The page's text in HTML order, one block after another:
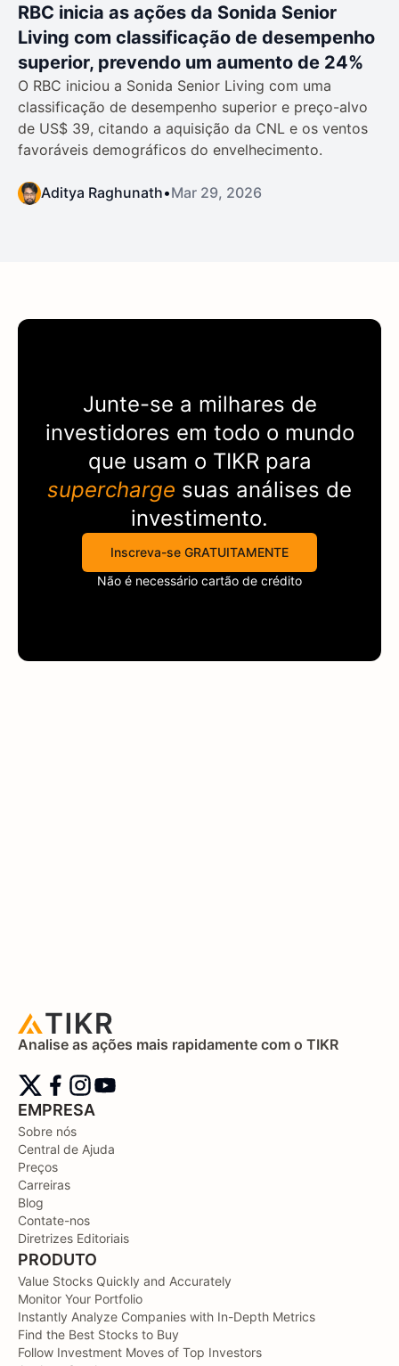
RBC inicia as ações da Sonida Senior
Living com classificação de desempenho
superior, prevendo um aumento de 24%
O RBC iniciou a Sonida Senior Living com uma
classificação de desempenho superior e preço-alvo
de US$ 39, citando a aquisição da CNL e os ventos
favoráveis demográficos do envelhecimento.
Aditya Raghunath•Mar 29, 2026
Junte-se a milhares de
investidores em todo o mundo
que usam o TIKRpara
supercharge suas análises de
investimento.
Inscreva-se GRATUITAMENTE
Não é necessário cartão de crédito
Analise as ações mais rapidamente com o TIKR
EMPRESA
Sobre nós
Central de Ajuda
Preços
Carreiras
Blog
Contate-nos
Diretrizes Editoriais
PRODUTO
Value Stocks Quickly and Accurately
Monitor Your Portfolio
Instantly Analyze Companies with In-Depth Metrics
Find the Best Stocks to Buy
Follow Investment Moves of Top Investors